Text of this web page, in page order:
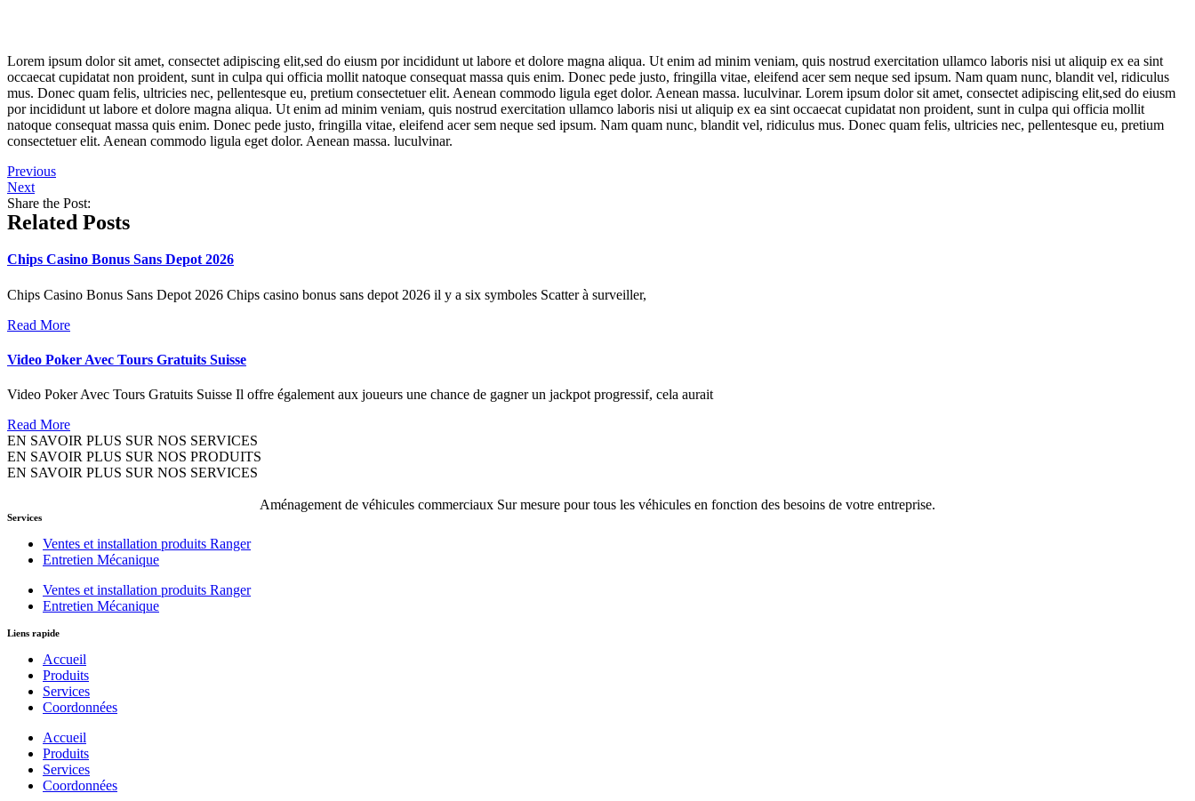
Lorem ipsum dolor sit amet, consectet adipiscing elit,sed do eiusm por incididunt ut labore et dolore magna aliqua. Ut enim ad minim veniam, quis nostrud exercitation ullamco laboris nisi ut aliquip ex ea sint
occaecat cupidatat non proident, sunt in culpa qui officia mollit natoque consequat massa quis enim. Donec pede justo, fringilla vitae, eleifend acer sem neque sed ipsum. Nam quam nunc, blandit vel, ridiculus
mus. Donec quam felis, ultricies nec, pellentesque eu, pretium consectetuer elit. Aenean commodo ligula eget dolor. Aenean massa. luculvinar. Lorem ipsum dolor sit amet, consectet adipiscing elit,sed do eiusm
por incididunt ut labore et dolore magna aliqua. Ut enim ad minim veniam, quis nostrud exercitation ullamco laboris nisi ut aliquip ex ea sint occaecat cupidatat non proident, sunt in culpa qui officia mollit
natoque consequat massa quis enim. Donec pede justo, fringilla vitae, eleifend acer sem neque sed ipsum. Nam quam nunc, blandit vel, ridiculus mus. Donec quam felis, ultricies nec, pellentesque eu, pretium
consectetuer elit. Aenean commodo ligula eget dolor. Aenean massa. luculvinar.
Previous
Next
Share the Post:
Related Posts
Chips Casino Bonus Sans Depot 2026
Chips Casino Bonus Sans Depot 2026 Chips casino bonus sans depot 2026 il y a six symboles Scatter à surveiller,
Read More
Video Poker Avec Tours Gratuits Suisse
Video Poker Avec Tours Gratuits Suisse Il offre également aux joueurs une chance de gagner un jackpot progressif, cela aurait
Read More
EN SAVOIR PLUS SUR NOS SERVICES
EN SAVOIR PLUS SUR NOS PRODUITS
EN SAVOIR PLUS SUR NOS SERVICES
Aménagement de véhicules commerciaux Sur mesure pour tous les véhicules en fonction des besoins de votre entreprise.
Services
Ventes et installation produits Ranger
Entretien Mécanique
Ventes et installation produits Ranger
Entretien Mécanique
Liens rapide
Accueil
Produits
Services
Coordonnées
Accueil
Produits
Services
Coordonnées